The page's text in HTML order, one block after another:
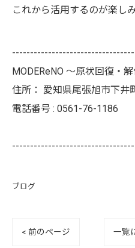
これから活用するのが楽し
MODEReNO ～原状回復・
住所： 愛知県尾張旭市下井
電話番号 : 0561-76-1186
ブログ
< 前のページ 一覧